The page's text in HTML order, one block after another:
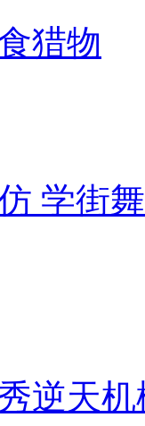
猎物
学街
逆天机